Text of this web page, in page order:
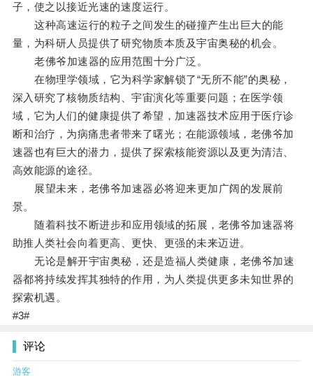
子，使之以接近光速的速度运行。
这种高速运行的粒子之间发生的碰撞产生出巨大的能
量，为科研人员提供了研究物质本质及宇宙奥秘的机会。
老佛爷加速器的应用范围十分广泛。
在物理学领域，它为科学家解锁了“无所不能”的奥秘，
深入研究了核物质结构、宇宙演化等重要问题；在医学领
域，它为人们的健康提供了希望，加速器技术应用于医疗诊
断和治疗，为病痛患者带来了曙光；在能源领域，老佛爷加
速器也有巨大的潜力，提供了探索核能资源以及更为清洁、
高效能源的途径。
展望未来，老佛爷加速器必将迎来更加广阔的发展前
景。
随着科技不断进步和应用领域的拓展，老佛爷加速器将
助推人类社会向着更高、更快、更强的未来迈进。
无论是解开宇宙奥秘，还是造福人类健康，老佛爷加速
器都将持续发挥其独特的作用，为人类提供更多未知世界的
探索机遇。
#3#
评论
游客